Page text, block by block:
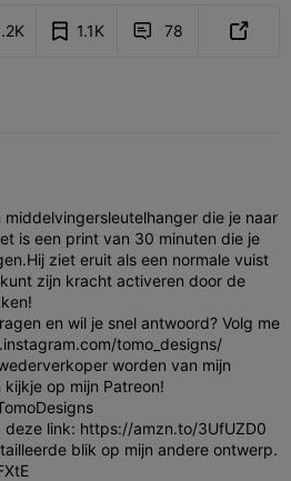
1.1K  78 
die je naar
is een print van 30 minuten die je
Hij ziet eruit als een normale vuist
zijn kracht activeren door de
en wil je snel antwoord? Volg me
tomo_designs/
worden van mijn
op mijn Patreon!
deze link: https://amzn.to/3UfUZD0
blik op mijn andere ontwerp.